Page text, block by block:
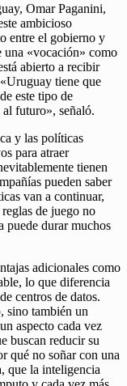
Omar Paganini,
ambicioso
entre el gobierno y
«vocación» como
abierto a recibir
tiene que
este tipo de
futuro», señaló.
y las políticas
para atraer
tienen
pueden saber
van a continuar,
de juego no
puede durar muchos
adicionales como
lo que diferencia
centros de datos.
sino también un
aspecto cada vez
buscan reducir su
qué no soñar con una
que la inteligencia